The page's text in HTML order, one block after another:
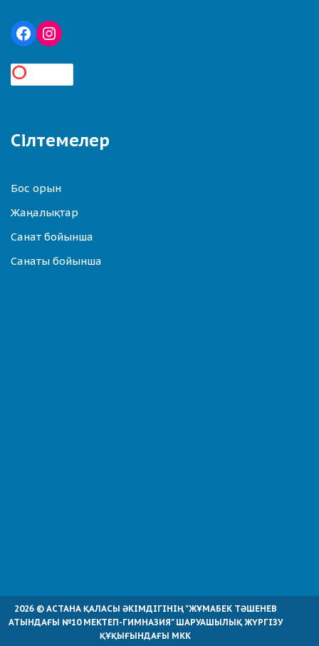
Сілтемелер
Бос орын
Жаңалықтар
Санат бойынша
Санаты бойынша
2026 © АСТАНА ҚАЛАСЫ ӘКІМДІГІНІҢ "ЖҰМАБЕК ТӘШЕНЕВ
АТЫНДАҒЫ №10 МЕКТЕП-ГИМНАЗИЯ" ШАРУАШЫЛЫҚ ЖҮРГІЗУ
ҚҰҚЫҒЫНДАҒЫ МКК